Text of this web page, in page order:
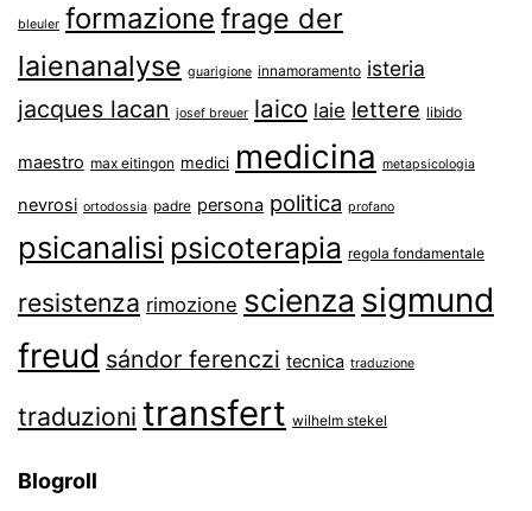
bleuler formazione frage der
laienanalyse guarigione innamoramento isteria
jacques lacan josef breuer laico laie lettere libido
maestro max eitingon medici medicina metapsicologia
nevrosi ortodossia padre persona politica profano
psicanalisi psicoterapia regola fondamentale
resistenza rimozione scienza sigmund
freud sándor ferenczi tecnica traduzione
traduzioni transfert wilhelm stekel
Blogroll